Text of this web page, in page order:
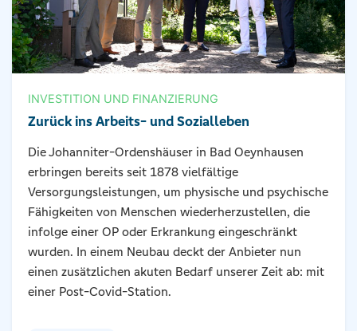
INVESTITION UND FINANZIERUNG
Zurück ins Arbeits- und Sozialleben
Die Johanniter-Ordenshäuser in Bad Oeynhausen
erbringen bereits seit 1878 vielfältige
Versorgungsleistungen, um physische und psychische
Fähigkeiten von Menschen wiederherzustellen, die
infolge einer OP oder Erkrankung eingeschränkt
wurden. In einem Neubau deckt der Anbieter nun
einen zusätzlichen akuten Bedarf unserer Zeit ab: mit
einer Post-Covid-Station.